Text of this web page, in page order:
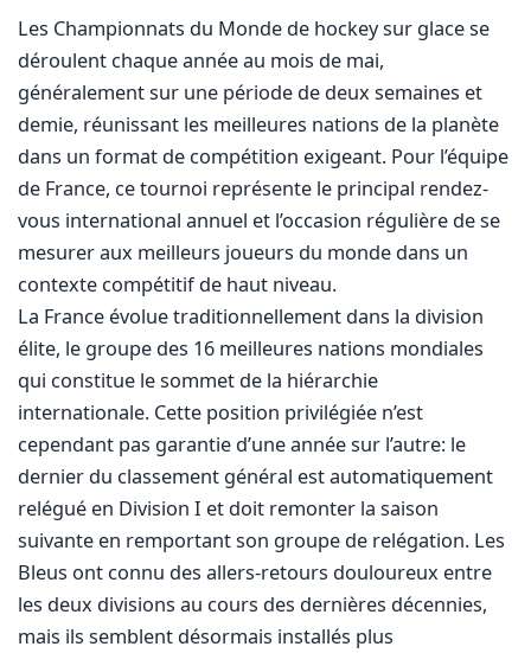
Les Championnats du Monde de hockey sur glace se
déroulent chaque année au mois de mai,
généralement sur une période de deux semaines et
demie, réunissant les meilleures nations de la planète
dans un format de compétition exigeant. Pour l’équipe
de France, ce tournoi représente le principal rendez-
vous international annuel et l’occasion régulière de se
mesurer aux meilleurs joueurs du monde dans un
contexte compétitif de haut niveau.
La France évolue traditionnellement dans la division
élite, le groupe des 16 meilleures nations mondiales
qui constitue le sommet de la hiérarchie
internationale. Cette position privilégiée n’est
cependant pas garantie d’une année sur l’autre: le
dernier du classement général est automatiquement
relégué en Division I et doit remonter la saison
suivante en remportant son groupe de relégation. Les
Bleus ont connu des allers-retours douloureux entre
les deux divisions au cours des dernières décennies,
mais ils semblent désormais installés plus